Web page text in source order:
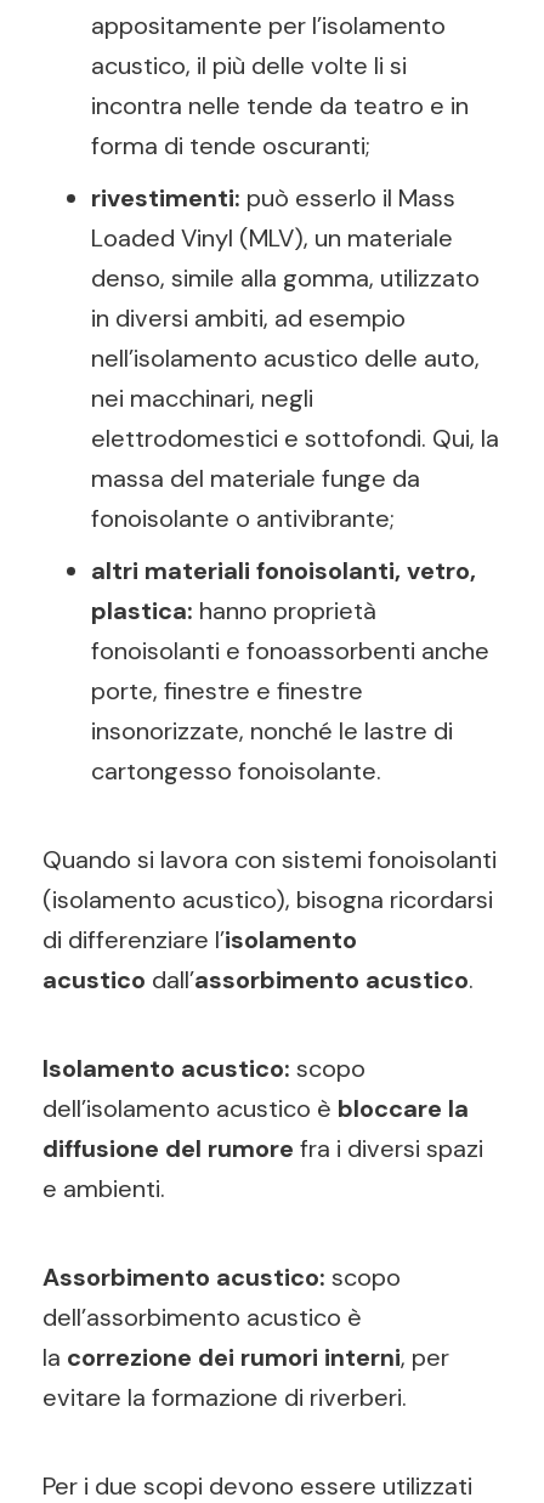
appositamente per l’isolamento
acustico, il più delle volte li si
incontra nelle tende da teatro e in
forma di tende oscuranti;
rivestimenti: può esserlo il Mass
Loaded Vinyl (MLV), un materiale
denso, simile alla gomma, utilizzato
in diversi ambiti, ad esempio
nell’isolamento acustico delle auto,
nei macchinari, negli
elettrodomestici e sottofondi. Qui, la
massa del materiale funge da
fonoisolante o antivibrante;
altri materiali fonoisolanti, vetro,
plastica: hanno proprietà
fonoisolanti e fonoassorbenti anche
porte, finestre e finestre
insonorizzate, nonché le lastre di
cartongesso fonoisolante.
Quando si lavora con sistemi fonoisolanti
(isolamento acustico), bisogna ricordarsi
di differenziare l’isolamento
acustico dall’assorbimento acustico.
Isolamento acustico: scopo
dell’isolamento acustico è bloccare la
diffusione del rumore fra i diversi spazi
e ambienti.
Assorbimento acustico: scopo
dell’assorbimento acustico è
la correzione dei rumori interni, per
evitare la formazione di riverberi.
Per i due scopi devono essere utilizzati